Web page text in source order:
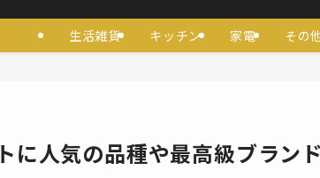
生活雑貨 キッチン 家電 その
に人気の品種や最高級ブラン